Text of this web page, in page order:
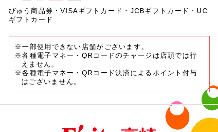
びゅう商品券・VISAギフトカード・JCBギフトカード・UC
ギフトカード
※一部使用できない店舗がございます。
※各種電子マネー・QRコードのチャージは店頭では行
えません。
※各種電子マネー・QRコード決済によるポイント付与
はございません。